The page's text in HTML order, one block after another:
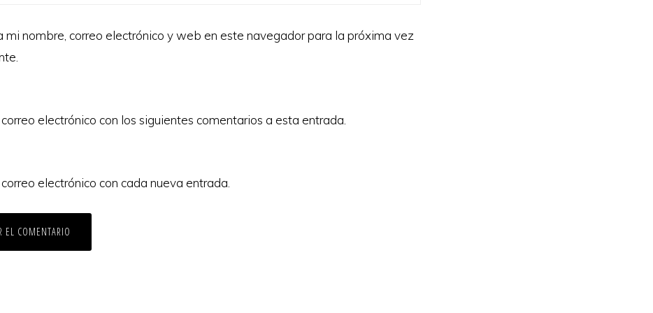
mi nombre, correo electrónico y web en este navegador para la próxima vez
electrónico con los siguientes comentarios a esta entrada.
electrónico con cada nueva entrada.